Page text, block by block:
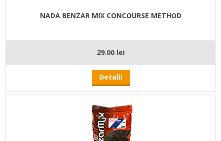
NADA BENZAR MIX CONCOURSE METHOD
29.00 lei
Detalii